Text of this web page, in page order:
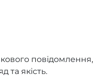
повідомлення,
та якість.